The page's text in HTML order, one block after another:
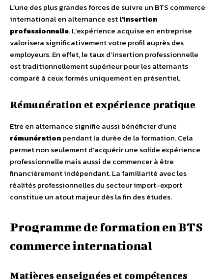
L’une des plus grandes forces de suivre un BTS commerce
international en alternance estl’insertion
professionnelle. L’expérience acquise en entreprise
valorisera significativement votre profil auprès des
employeurs. En effet, le taux d’insertion professionnelle
est traditionnellement supérieur pour les alternants
comparé à ceux formés uniquement en présentiel.
Rémunération et expérience pratique
Etre en alternance signifie aussi bénéficier d’une
rémunérationpendant la durée de la formation. Cela
permet non seulement d’acquérir une solide expérience
professionnelle mais aussi de commencer à être
financièrement indépendant. La familiarité avec les
réalités professionnelles du secteur import-export
constitue un atout majeur dès la fin des études.
Programme de formation en BTS
commerce international
Matières enseignées et compétences